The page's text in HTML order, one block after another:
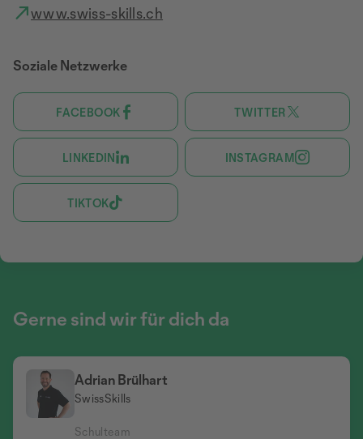
www.swiss-skills.ch
Soziale Netzwerke
FACEBOOK TWITTER
LINKEDIN INSTAGRAM
TIKTOK
Gerne sind wir für dich da
Adrian Brülhart
SwissSkills
Schulteam